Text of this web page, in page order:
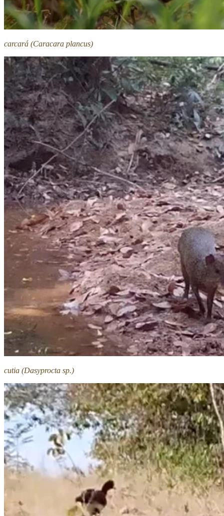
carcará (Caracara plancus)
cutia (Dasyprocta sp.)